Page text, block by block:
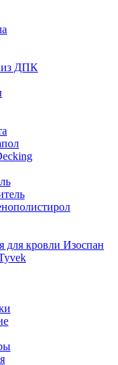
из ДПК
для кровли Изоспан